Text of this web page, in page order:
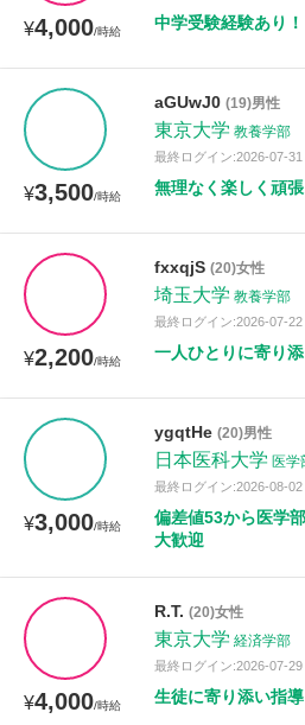
¥4,000/時給 中学受験経験あり！
¥3,500/時給
aGUwJ0 (19)男性
東京大学 教養学部
最終ログイン:2026-07-31
無理なく楽しく頑
¥2,200/時給
fxxqjS (20)女性
埼玉大学 教養学部
最終ログイン:2026-07-22
一人ひとりに寄り
¥3,000/時給
ygqtHe (20)男性
日本医科大学 医学
最終ログイン:2026-08-02
偏差値53から医学
大歓迎
¥4,000/時給
R.T. (20)女性
東京大学 経済学部
最終ログイン:2026-07-29
生徒に寄り添い指